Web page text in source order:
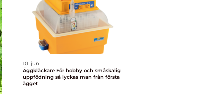
10. jun
Äggkläckare För hobby och småskalig
uppfödning så lyckas man från första
ägget